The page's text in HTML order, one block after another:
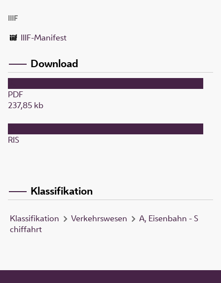
IIIF
IIIF-Manifest
Download
PDF
237,85 kb
RIS
Klassifikation
Klassifikation Verkehrswesen
A, Eisenbahn - S
chiffahrt